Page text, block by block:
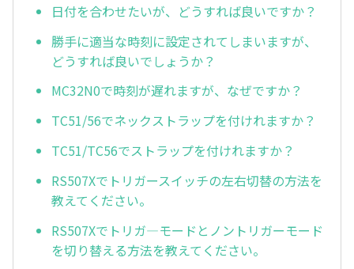
日付を合わせたいが、どうすれば良いですか？
勝手に適当な時刻に設定されてしまいますが、
どうすれば良いでしょうか？
MC32N0で時刻が遅れますが、なぜですか？
TC51/56でネックストラップを付けれますか？
TC51/TC56でストラップを付けれますか？
RS507Xでトリガースイッチの左右切替の方法を
教えてください。
RS507Xでトリガ—モードとノントリガーモード
を切り替える方法を教えてください。